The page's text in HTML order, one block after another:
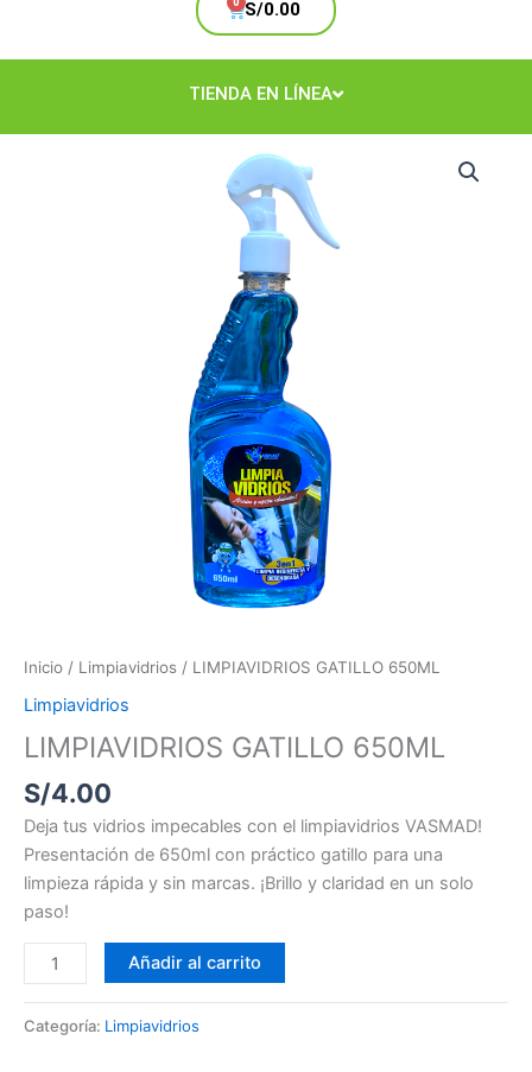
S/0.00
Cart
TIENDA EN LÍNEA
Inicio / Limpiavidrios / LIMPIAVIDRIOS GATILLO 650ML
Limpiavidrios
LIMPIAVIDRIOS GATILLO 650ML
S/4.00
Deja tus vidrios impecables con el limpiavidrios VASMAD!
Presentación de 650ml con práctico gatillo para una
limpieza rápida y sin marcas. ¡Brillo y claridad en un solo
paso!
Añadir al carrito
Categoría: Limpiavidrios